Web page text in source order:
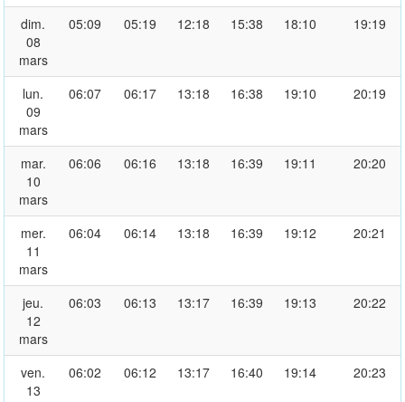
dim.
08
mars
05:09 05:19 12:18 15:38 18:10 19:19
lun.
09
mars
06:07 06:17 13:18 16:38 19:10 20:19
mar.
10
mars
06:06 06:16 13:18 16:39 19:11 20:20
mer.
11
mars
06:04 06:14 13:18 16:39 19:12 20:21
jeu.
12
mars
06:03 06:13 13:17 16:39 19:13 20:22
ven.
13
06:02 06:12 13:17 16:40 19:14 20:23